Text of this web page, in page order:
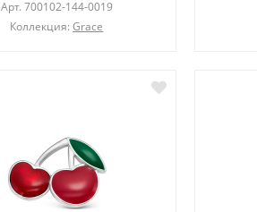
Арт. 700102-144-0019
Коллекция:Grace